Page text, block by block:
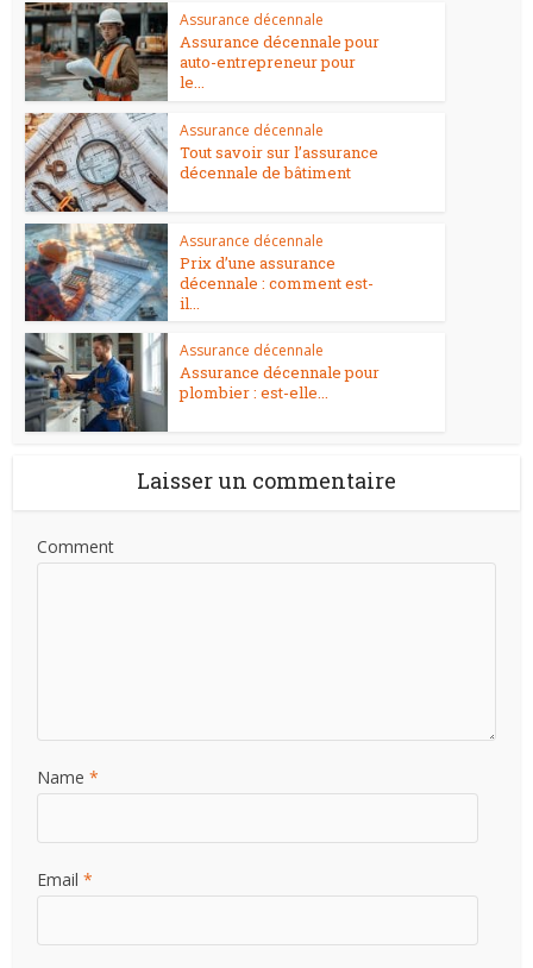
Assurance décennale
Assurance décennale pour
auto-entrepreneur pour
le...
Assurance décennale
Tout savoir sur l’assurance
décennale de bâtiment
Assurance décennale
Prix d’une assurance
décennale : comment est-
il...
Assurance décennale
Assurance décennale pour
plombier : est-elle...
Laisser un commentaire
Comment
Name *
Email *